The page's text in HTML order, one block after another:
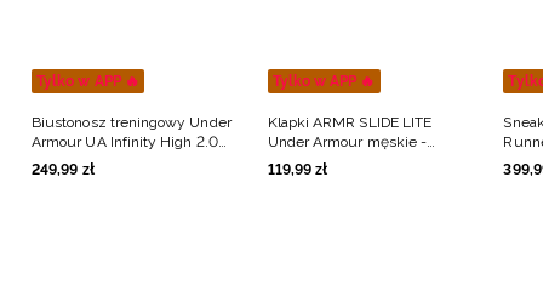
Tylko w APP 🔥
Biustonosz treningowy Under
Armour UA Infinity High 2.0
Bra - czarny
249,99 zł
Tylko w APP 🔥
Klapki ARMR SLIDE LITE
Under Armour męskie -
czarne
119,99 zł
399,